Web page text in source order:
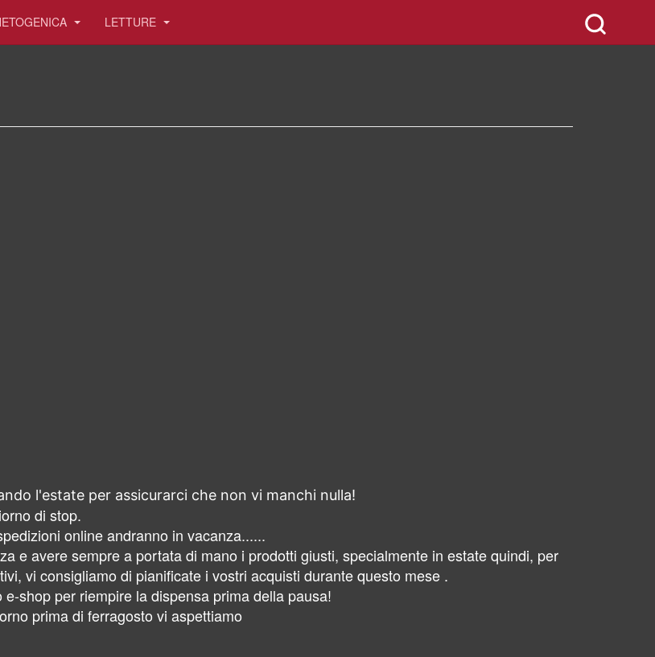
LETTURE
l'estate per assicurarci che non vi manchi nulla!
di stop.
online andranno in vacanza......
e avere sempre a portata di mano i prodotti giusti, specialmente in estate quindi, per
vi consigliamo di pianificate i vostri acquisti durante questo mese .
shop per riempire la dispensa prima della pausa!
prima di ferragosto vi aspettiamo